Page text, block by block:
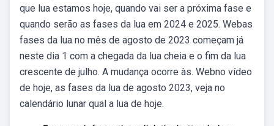
que lua estamos hoje, quando vai ser a próxima fase e
quando serão as fases da lua em 2024 e 2025. Webas
fases da lua no mês de agosto de 2023 começam já
neste dia 1 com a chegada da lua cheia e o fim da lua
crescente de julho. A mudança ocorre às. Webno vídeo
de hoje, as fases da lua de agosto 2023, veja no
calendário lunar qual a lua de hoje.